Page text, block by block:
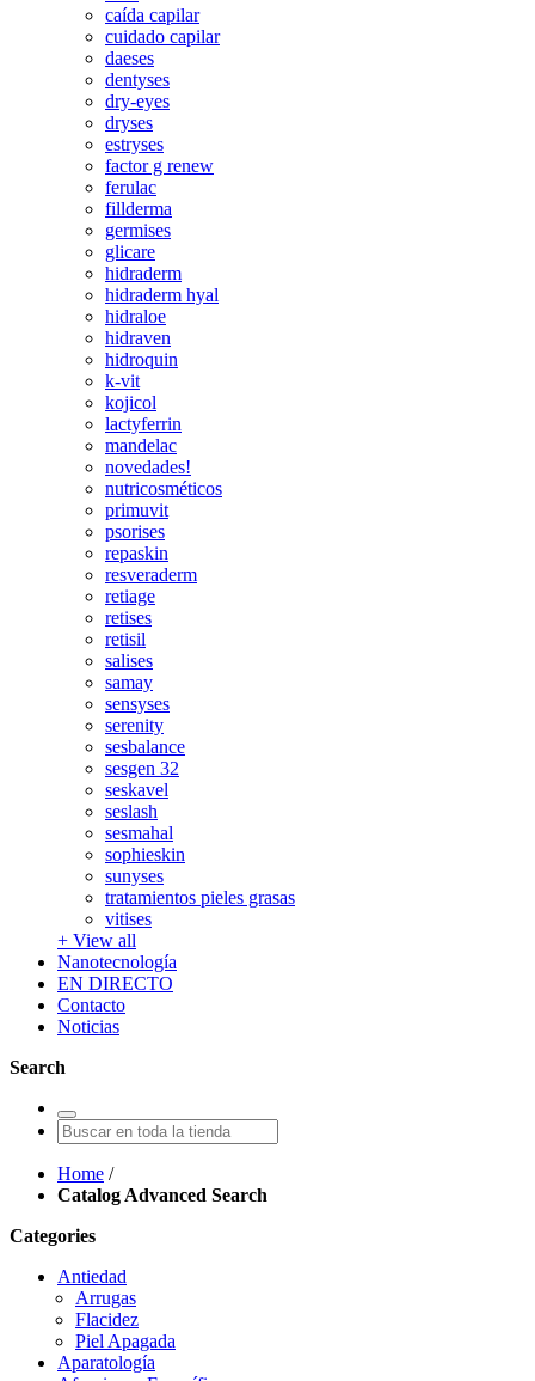
caída capilar
cuidado capilar
daeses
dentyses
dry-eyes
dryses
estryses
factor g renew
ferulac
fillderma
germises
glicare
hidraderm
hidraderm hyal
hidraloe
hidraven
hidroquin
k-vit
kojicol
lactyferrin
mandelac
novedades!
nutricosméticos
primuvit
psorises
repaskin
resveraderm
retiage
retises
retisil
salises
samay
sensyses
serenity
sesbalance
sesgen 32
seskavel
seslash
sesmahal
sophieskin
sunyses
tratamientos pieles grasas
vitises
+ View all
Nanotecnología
EN DIRECTO
Contacto
Noticias
Search
Home /
Catalog Advanced Search
Categories
Antiedad
Arrugas
Flacidez
Piel Apagada
Aparatología